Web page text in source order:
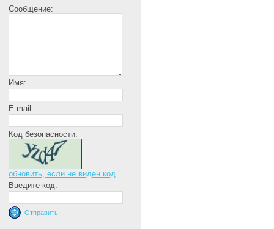
Сообщение:
Имя:
E-mail:
Код безопасности:
обновить, если не виден код
Введите код: